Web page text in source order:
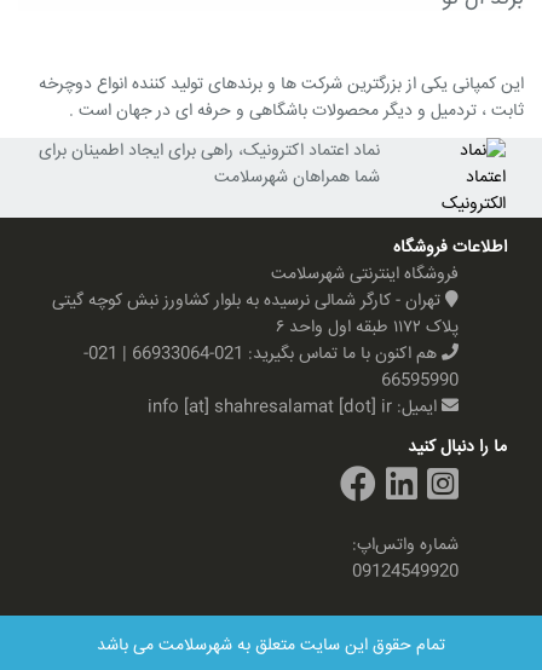
این کمپانی یکی از بزرگترین شرکت ها و برندهای تولید کننده انواع دوچرخه
ثابت ، تردمیل و دیگر محصولات باشگاهی و حرفه ای در جهان است .
نماد اعتماد اکترونیک، راهی برای ایجاد اطمینان برای
شما همراهان شهرسلامت
اطلاعات فروشگاه
فروشگاه اینترنتی شهرسلامت
تهران - کارگر شمالی نرسیده به بلوار کشاورز نبش کوچه گیتی
پلاک ۱۱۷۲ طبقه اول واحد ۶
هم اکنون با ما تماس بگیرید:
021-66933064 | 021-
66595990
ایمیل: info [at] shahresalamat [dot] ir
ما را دنبال کنید
شماره واتس‌اپ:
09124549920
تمام حقوق این سایت متعلق به شهرسلامت می باشد